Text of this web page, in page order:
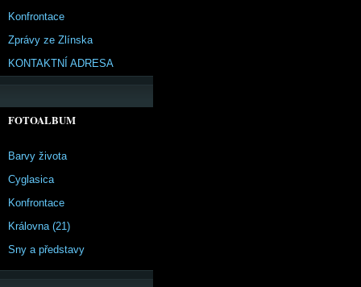
Konfrontace
Zprávy ze Zlínska
KONTAKTNÍ ADRESA
FOTOALBUM
Barvy života
Cyglasica
Konfrontace
Královna (21)
Sny a představy